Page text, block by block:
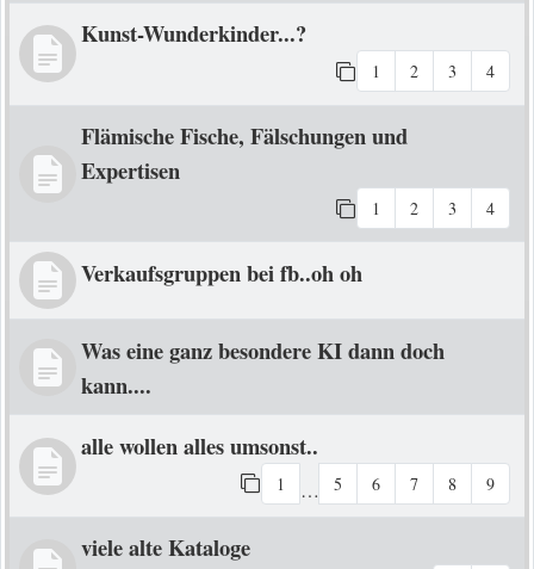
Kunst-Wunderkinder...?
1 2 3 4
Flämische Fische, Fälschungen und
Expertisen
1 2 3 4
Verkaufsgruppen bei fb..oh oh
Was eine ganz besondere KI dann doch
kann....
alle wollen alles umsonst..
1 … 5 6 7 8 9
viele alte Kataloge